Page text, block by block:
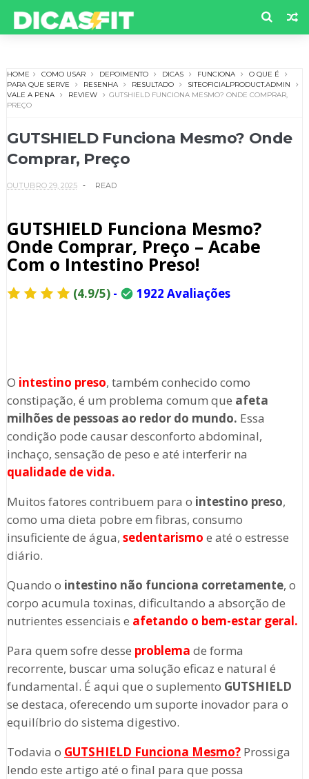
HOME COMO USAR DEPOIMENTO DICAS FUNCIONA
O QUE É
PARA QUE SERVE
RESENHA RESULTADO
SITEOFICIALPRODUCT.ADMIN
VALE A PENA
REVIEW
GUTSHIELD FUNCIONA MESMO? ONDE COMPRAR,
PREÇO
GUTSHIELD Funciona Mesmo? Onde
Comprar, Preço
OUTUBRO 29, 2025 READ
GUTSHIELD Funciona Mesmo?
Onde Comprar, Preço – Acabe
Com o Intestino Preso!
(4.9/5)- 1922 Avaliações
O intestino preso, também conhecido como
constipação, é um problema comum que afeta
milhões de pessoas ao redor do mundo. Essa
condição pode causar desconforto abdominal,
inchaço, sensação de peso e até interferir na
qualidade de vida.
Muitos fatores contribuem para o intestino preso,
como uma dieta pobre em fibras, consumo
insuficiente de água, sedentarismo e até o estresse
diário.
Quando o intestino não funciona corretamente, o
corpo acumula toxinas, dificultando a absorção de
nutrientes essenciais e afetando o bem-estar geral.
Para quem sofre desse problema de forma
recorrente, buscar uma solução eficaz e natural é
fundamental. É aqui que o suplemento GUTSHIELD
se destaca, oferecendo um suporte inovador para o
equilíbrio do sistema digestivo.
Todavia o GUTSHIELD Funciona Mesmo?Prossiga
lendo este artigo até o final para que possa